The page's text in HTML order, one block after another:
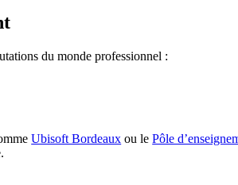
du monde professionnel :
Ubisoft Bordeaux ou lePôle